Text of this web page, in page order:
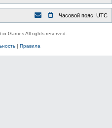
Часовой пояс: UTC
Games All rights reserved.
| Правила